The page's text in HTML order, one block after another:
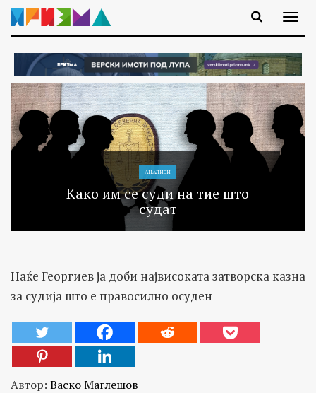
АНАЛИЗИ
Како им се суди на тие што
судат
Наќе Георгиев ја доби највисоката затворска казна
за судија што е правосилно осуден
Автор: Васко Маглешов